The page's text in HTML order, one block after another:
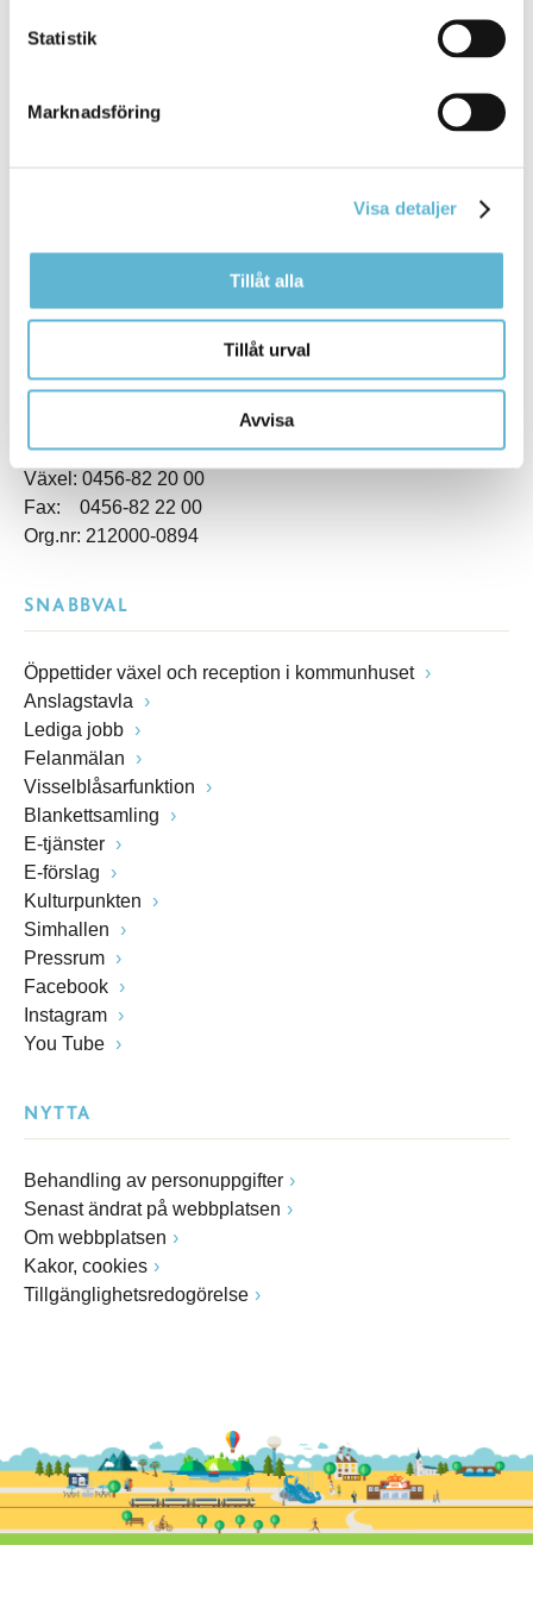
Statistik
Marknadsföring
Visa detaljer
Tillåt alla
Tillåt urval
Avvisa
Kommunhuset, Storgatan 48
Box 18, 295 21 Bromölla
Webbadress
Växel: 0456-82 20 00
Fax: 0456-82 22 00
Org.nr: 212000-0894
SNABBVAL
Öppettider växel och reception i kommunhuset
Anslagstavla
Lediga jobb
Felanmälan
Visselblåsarfunktion
Blankettsamling
E-tjänster
E-förslag
Kulturpunkten
Simhallen
Pressrum
Facebook
Instagram
You Tube
NYTTA
Behandling av personuppgifter
Senast ändrat på webbplatsen
Om webbplatsen
Kakor, cookies
Tillgänglighetsredogörelse